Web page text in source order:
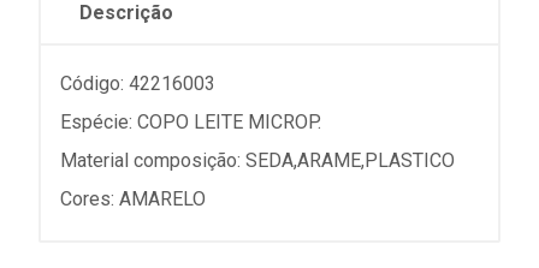
Descrição
Código: 42216003
Espécie: COPO LEITE MICROP.
Material composição: SEDA,ARAME,PLASTICO
Cores: AMARELO